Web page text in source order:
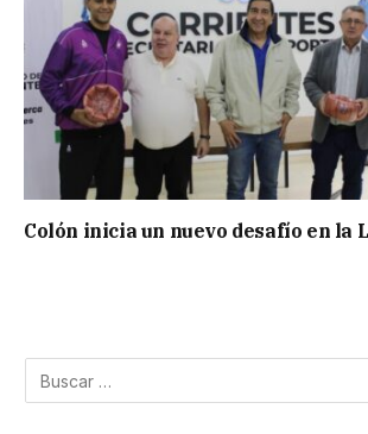
Colón inicia un nuevo desafío en la